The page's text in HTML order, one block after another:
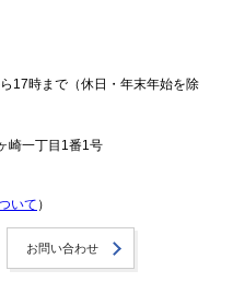
17時まで（休日・年末年始を除
崎一丁目1番1号
いて ）
お問い合わせ